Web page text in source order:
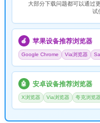
大部分下载问题都可以通过
试
🍎 苹果设备推荐浏览器
Google Chrome Via浏览器
🤖 安卓设备推荐浏览器
X浏览器 Via浏览器 夸克浏览器